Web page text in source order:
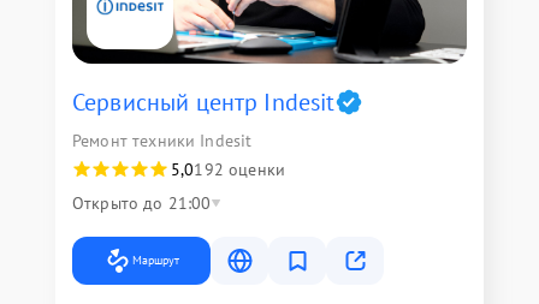
Сервисный центр Indesit
Ремонт техники Indesit
5,0192 оценки
Открыто до 21:00
Маршрут